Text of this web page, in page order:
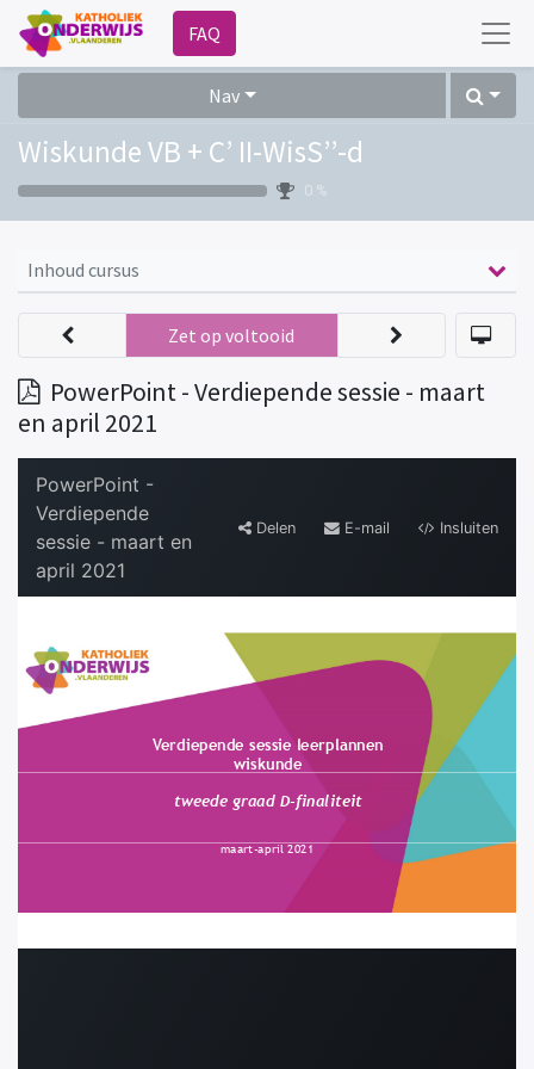
FAQ
Nav
Wiskunde VB + C’ II-WisS’’-d
0 %
Inhoud cursus
PowerPoint - Verdiepende sessie - maart
en april 2021
Zet op voltooid